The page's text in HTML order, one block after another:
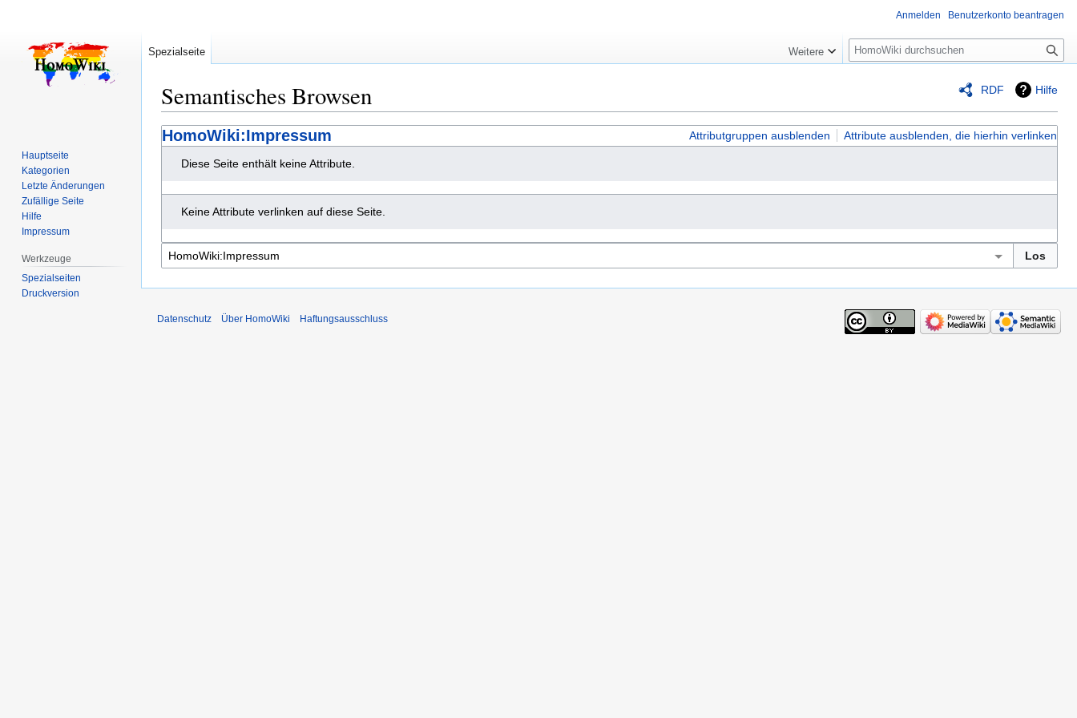
RDF Hilfe
Semantisches Browsen
Zur
Navigation
springen
Zur
Suche
springen
HomoWiki:Impressum Attributgruppen ausblenden Attribute ausblenden, die hierhin verlinken
Diese Seite enthält keine Attribute.
Keine Attribute verlinken auf diese Seite.
Anmelden Benutzerkonto beantragen
Spezialseite Weitere
Suche
Hauptseite
Kategorien
Letzte Änderungen
Zufällige Seite
Hilfe
Impressum
Werkzeuge
Spezialseiten
Druckversion
Datenschutz Über HomoWiki Haftungsausschluss